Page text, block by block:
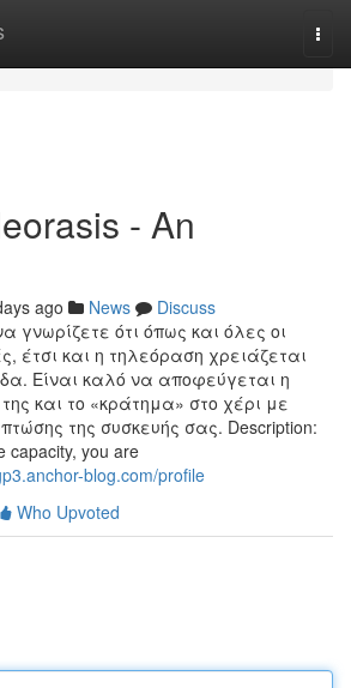
- An
ago News
Discuss
γνωρίζετε ότι όπως και όλες οι
έτσι και η τηλεόραση χρειάζεται
Είναι καλό να αποφεύγεται η
και το «κράτημα» στο χέρι με
της συσκευής σας. Description:
capacity, you are
blog.com/profile
Who Upvoted